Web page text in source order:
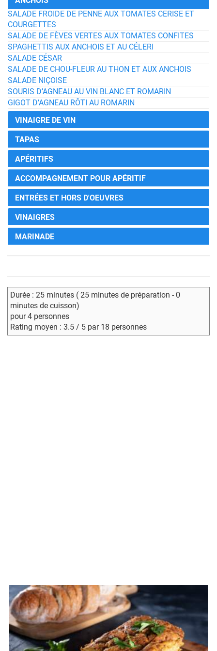
SALADE FROIDE DE PENNE AUX TOMATES CERISE ET
COURGETTES
SALADE DE FÈVES VERTES AUX TOMATES CONFITES
SPAGHETTIS AUX ANCHOIS ET AU CÉLERI
SALADE CÉSAR
SALADE DE CHOU-FLEUR AU THON ET AUX ANCHOIS
SALADE NIÇOISE
SOURIS D’AGNEAU AU VIN BLANC ET ROMARIN
GIGOT D’AGNEAU RÔTI AU ROMARIN
VINAIGRE DE VIN
TAPAS
APÉRITIFS
ACCOMPAGNEMENT POUR APÉRITIF
ENTRÉES ET HORS D'OEUVRES
VINAIGRES
MARINADE
Durée : 25 minutes ( 25 minutes de préparation - 0
minutes de cuisson)
pour 4 personnes
Rating moyen : 3.5 / 5 par 18 personnes